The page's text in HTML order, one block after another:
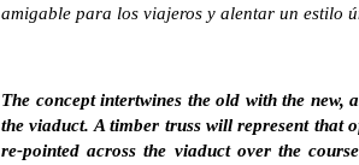
amigable para los viajeros y alentar un estilo
The concept intertwines the old with the new,
the viaduct. A timber truss will represent that
re-pointed across the viaduct over the